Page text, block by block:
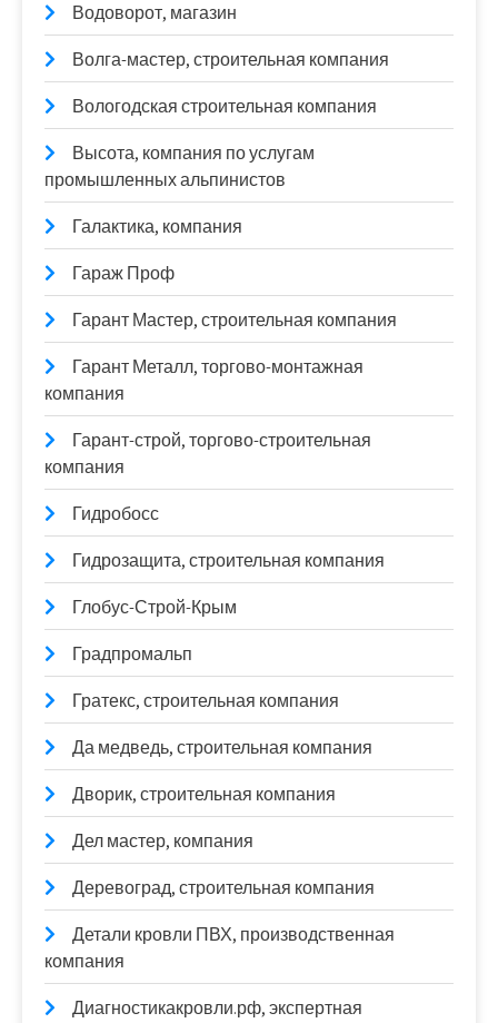
Водоворот, магазин
Волга-мастер, строительная компания
Вологодская строительная компания
Высота, компания по услугам
промышленных альпинистов
Галактика, компания
Гараж Проф
Гарант Мастер, строительная компания
Гарант Металл, торгово-монтажная
компания
Гарант-строй, торгово-строительная
компания
Гидробосс
Гидрозащита, строительная компания
Глобус-Строй-Крым
Градпромальп
Гратекс, строительная компания
Да медведь, строительная компания
Дворик, строительная компания
Дел мастер, компания
Деревоград, строительная компания
Детали кровли ПВХ, производственная
компания
Диагностикакровли.рф, экспертная